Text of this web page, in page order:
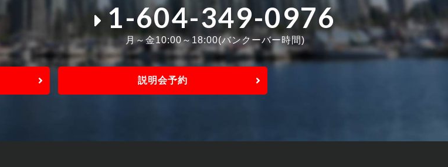
1-604-349-0976
月～金10:00～18:00(バンクーバー時間)
説明会予約